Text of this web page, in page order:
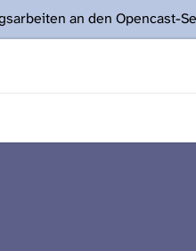
an den Opencast-